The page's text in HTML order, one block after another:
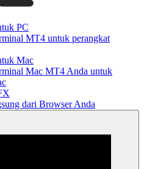
PC
MT4 untuk perangkat
Mac
Mac MT4 Anda untuk
dari Browser Anda